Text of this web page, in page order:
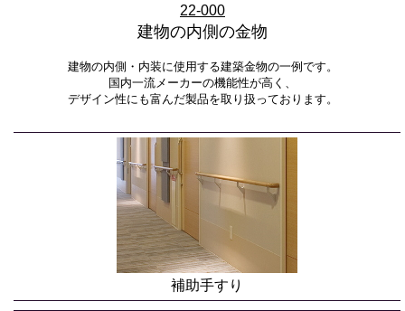
22-000
建物の内側の金物
建物の内側・内装に使用する建築金物の一例です。
国内一流メーカーの機能性が高く、
デザイン性にも富んだ製品を取り扱っております。
補助手すり